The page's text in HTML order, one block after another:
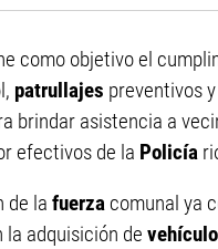
como objetivo el
patrullajes preventivos
brindar asistencia a
efectivos de la Policía
de la fuerza comunal ya
adquisición de